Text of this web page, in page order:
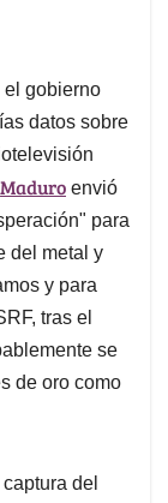
el gobierno
datos sobre
Maduro envió
para
del metal y
y para
tras el
se
de oro como
del